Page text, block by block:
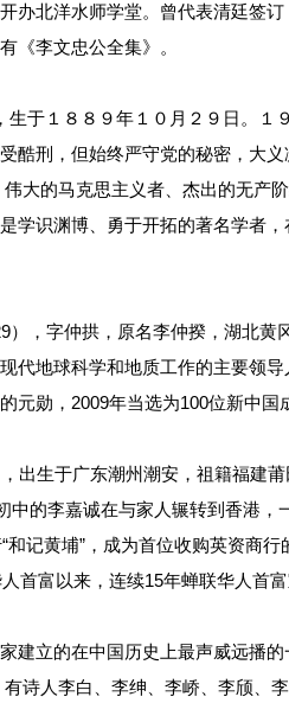
办北洋水师学堂。曾代表清廷签
《李文忠公全集》。
１８８９年１０月２９日。１
酷刑，但始终严守党的秘密，大
大的马克思主义者、杰出的无产
学识渊博、勇于开拓的著名学者
，字仲拱，原名李仲揆，湖北黄
代地球科学和地质工作的主要领
元勋，2009年当选为100位新中国
生于广东潮州潮安，祖籍福建莆
中的李嘉诚在与家人辗转到香港
记黄埔”，成为首位收购英资商
首富以来，连续15年蝉联华人首富
立的在中国历史上最声威远播的
诗人李白、李绅、李峤、李颀、